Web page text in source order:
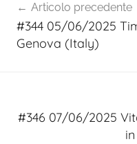
articoli
Articolo precedente
#344 05/06/2025
Genova (Italy)
#346 07/06/2025